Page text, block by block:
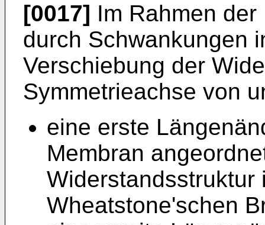
[0017] Im Rahmen
durch Schwankungen
Verschiebung der
Symmetrieachse von
eine erste
Membran
Widerstandsstruktur
Wheatstone'schen